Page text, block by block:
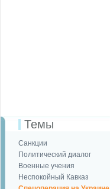
Темы
Санкции
Политический диалог
Военные учения
Неспокойный Кавказ